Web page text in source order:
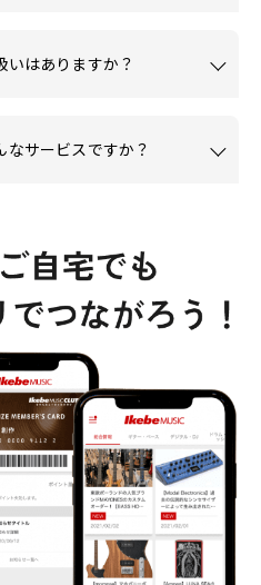
いはありますか？
サービスですか？